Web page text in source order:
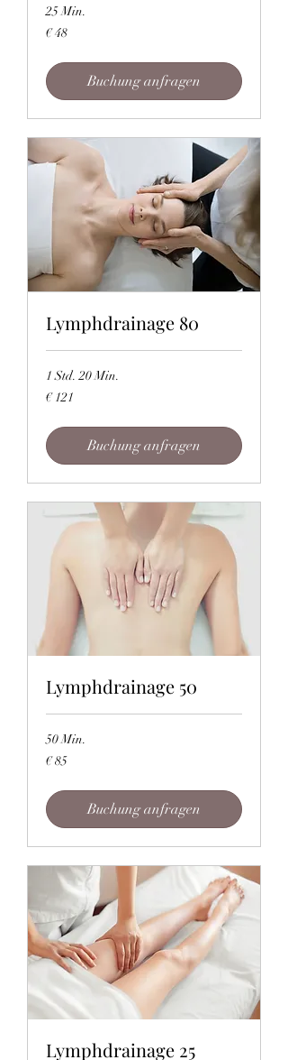
25 Min.
48
Euro
€ 48
Buchung anfragen
Lymphdrainage 80
1 Std. 20 Min.
121
Euro
€ 121
Buchung anfragen
Lymphdrainage 50
50 Min.
85
Euro
€ 85
Buchung anfragen
Lymphdrainage 25